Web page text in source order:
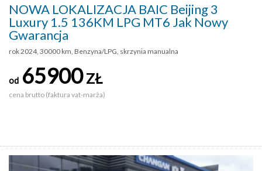
NOWA LOKALIZACJA BAIC Beijing 3
Luxury 1.5 136KM LPG MT6 Jak Nowy
Gwarancja
rok 2024, 30000 km, Benzyna/LPG, skrzynia manualna
od 65900ZŁ
cena brutto (faktura vat-marża)